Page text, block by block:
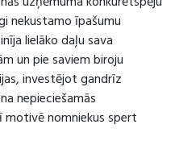
nekustamo īpašumu
lielāko daļu sava
un pie saviem biroju
investējot gandrīz
nepieciešamās
nomniekus spert